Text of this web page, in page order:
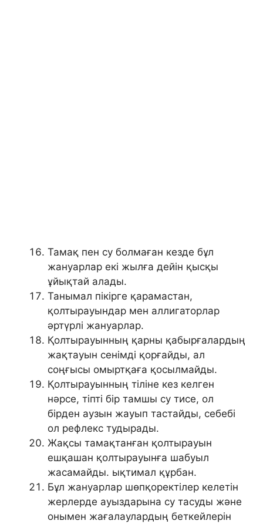
Тамақ пен су болмаған кезде бұл
жануарлар екі жылға дейін қысқы
ұйықтай алады.
Танымал пікірге қарамастан,
қолтырауындар мен аллигаторлар
әртүрлі жануарлар.
Қолтырауынның қарны қабырғалардың
жақтауын сенімді қорғайды, ал
соңғысы омыртқаға қосылмайды.
Қолтырауынның тіліне кез келген
нәрсе, тіпті бір тамшы су тисе, ол
бірден аузын жауып тастайды, себебі
ол рефлекс тудырады.
Жақсы тамақтанған қолтырауын
ешқашан қолтырауынға шабуыл
жасамайды. ықтимал құрбан.
Бұл жануарлар шөпқоректілер келетін
жерлерде ауыздарына су тасуды және
онымен жағалаулардың беткейлерін